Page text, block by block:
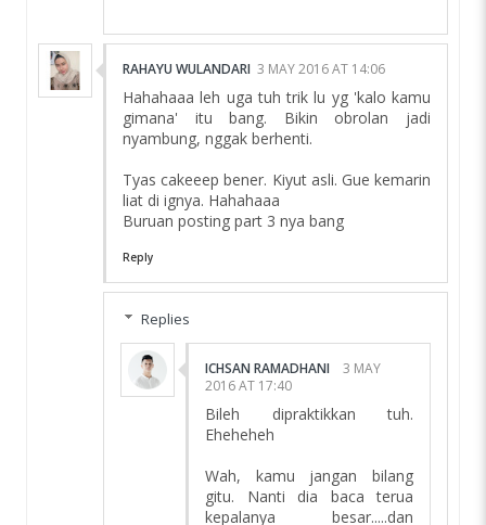
RAHAYU WULANDARI 3 MAY 2016 AT 14:06
Hahahaaa leh uga tuh trik lu yg 'kalo kamu
gimana' itu bang. Bikin obrolan jadi
nyambung, nggak berhenti.
Tyas cakeeep bener. Kiyut asli. Gue kemarin
liat di ignya. Hahahaaa
Buruan posting part 3 nya bang
Reply
Replies
ICHSAN RAMADHANI
3 MAY
2016 AT 17:40
Bileh dipraktikkan tuh.
Eheheheh
Wah, kamu jangan bilang
gitu. Nanti dia baca terua
kepalanya besar.....dan